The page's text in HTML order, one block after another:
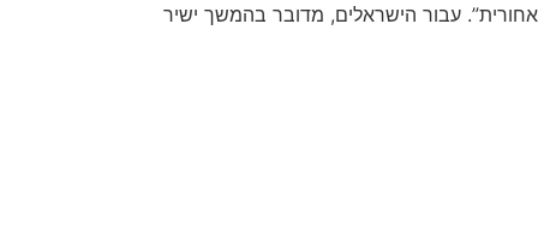
אחורית”. עבור הישראלים, מדובר בהמשך ישיר